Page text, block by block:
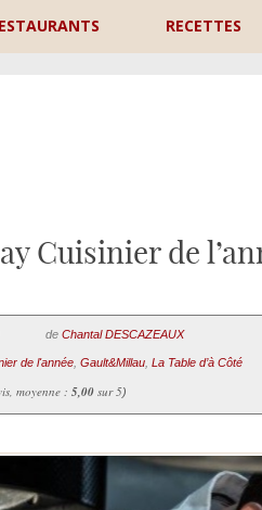
RECETTES
Cuisinier de
de Chantal DESCAZEAUX
de l'année, Gault&Millau, La Table d’à Côté
moyenne : 5,00sur 5)